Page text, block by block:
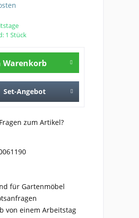
1 Stück
Warenkorb
Set-Angebot
Fragen zum Artikel?
für Gartenmöbel
von einem Arbeitstag